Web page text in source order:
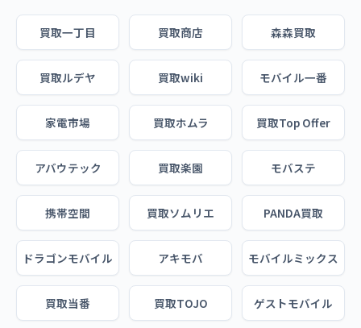
買取一丁目 買取商店 森森買取
買取ルデヤ 買取wiki モバイル一番
家電市場 買取ホムラ 買取Top Offer
アバウテック 買取楽園 モバステ
携帯空間 買取ソムリエ PANDA買取
ドラゴンモバイル アキモバ モバイルミックス
買取当番 買取TOJO ゲストモバイル